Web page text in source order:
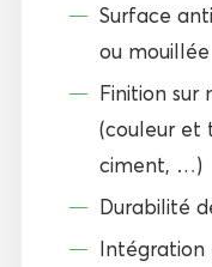
Surface
ou mouillée
Finition sur
(couleur et
ciment, …)
Durabilité
Intégration